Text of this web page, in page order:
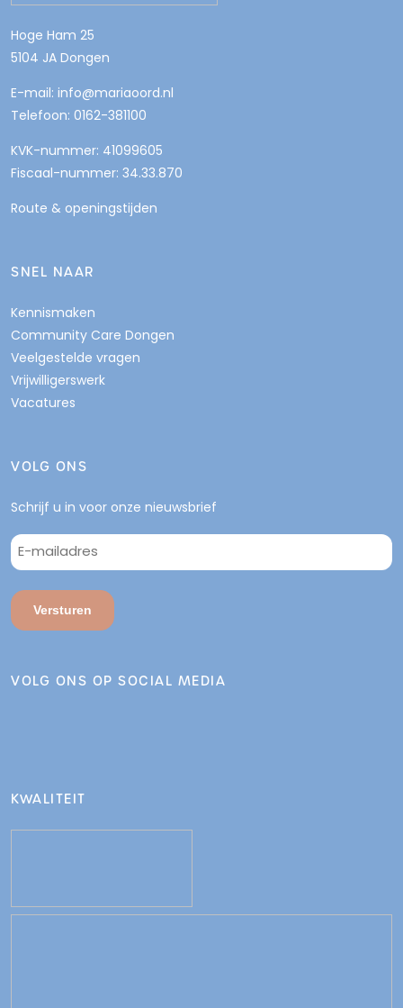
Hoge Ham 25
5104 JA Dongen
E-mail: info@mariaoord.nl
Telefoon: 0162-381100
KVK-nummer: 41099605
Fiscaal-nummer: 34.33.870
Route & openingstijden
SNEL NAAR
Kennismaken
Community Care Dongen
Veelgestelde vragen
Vrijwilligerswerk
Vacatures
VOLG ONS
Schrijf u in voor onze nieuwsbrief
E-
mailadres
*
Versturen
VOLG ONS OP SOCIAL MEDIA
KWALITEIT